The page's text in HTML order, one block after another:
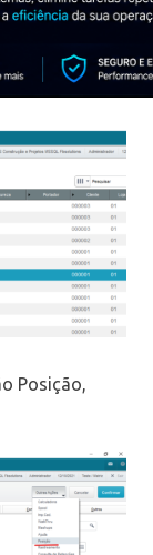
Posição,